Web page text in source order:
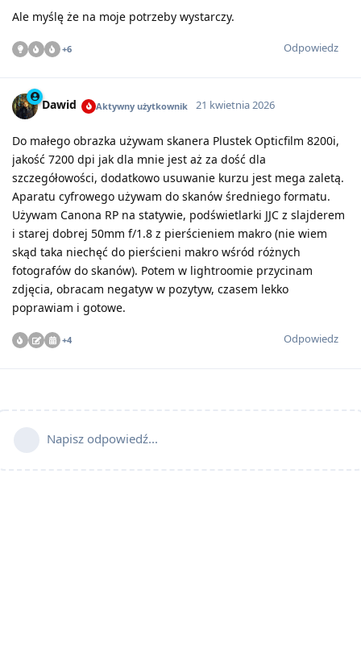
Ale myślę że na moje potrzeby wystarczy.
Odpowiedz
+6
Dawid Aktywny użytkownik 21 kwietnia 2026
Do małego obrazka używam skanera Plustek Opticfilm 8200i,
jakość 7200 dpi jak dla mnie jest aż za dość dla
szczegółowości, dodatkowo usuwanie kurzu jest mega zaletą.
Aparatu cyfrowego używam do skanów średniego formatu.
Używam Canona RP na statywie, podświetlarki JJC z slajderem
i starej dobrej 50mm f/1.8 z pierścieniem makro (nie wiem
skąd taka niechęć do pierścieni makro wśród różnych
fotografów do skanów). Potem w lightroomie przycinam
zdjęcia, obracam negatyw w pozytyw, czasem lekko
poprawiam i gotowe.
Odpowiedz
+4
Napisz odpowiedź...